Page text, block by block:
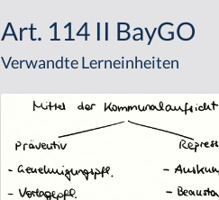
Art. 114 II BayGO
Verwandte Lerneinheiten